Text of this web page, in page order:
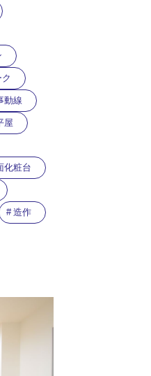
動線
屋
化粧台
造作